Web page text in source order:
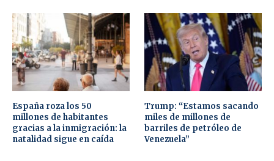
España roza los 50
millones de habitantes
gracias a la inmigración: la
natalidad sigue en caída
Trump: “Estamos sacando
miles de millones de
barriles de petróleo de
Venezuela”